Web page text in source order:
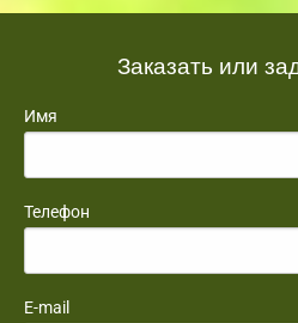
Заказать или
Имя
Телефон
E-mail